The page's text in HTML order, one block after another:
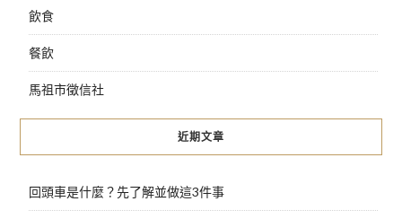
飲食
餐飲
馬祖市徵信社
近期文章
回頭車是什麼？先了解並做這3件事